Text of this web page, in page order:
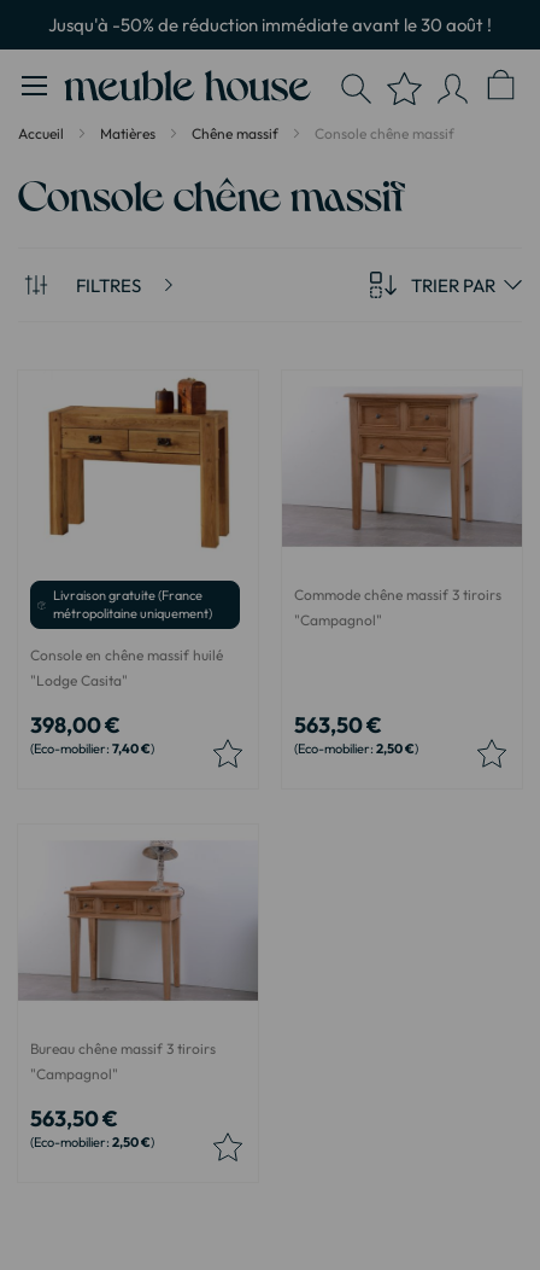
Jusqu'à -50% de réduction immédiate avant le 30 août !
Accueil Matières Chêne massif Console chêne massif
Console chêne massif
FILTRES TRIER PAR
Livraison gratuite (France
métropolitaine uniquement)
Console en chêne massif huilé
"Lodge Casita"
398,00 €
7,40 €
Commode chêne massif 3 tiroirs
"Campagnol"
563,50 €
2,50 €
Bureau chêne massif 3 tiroirs
"Campagnol"
563,50 €
2,50 €
Panneau de gestion des cookies